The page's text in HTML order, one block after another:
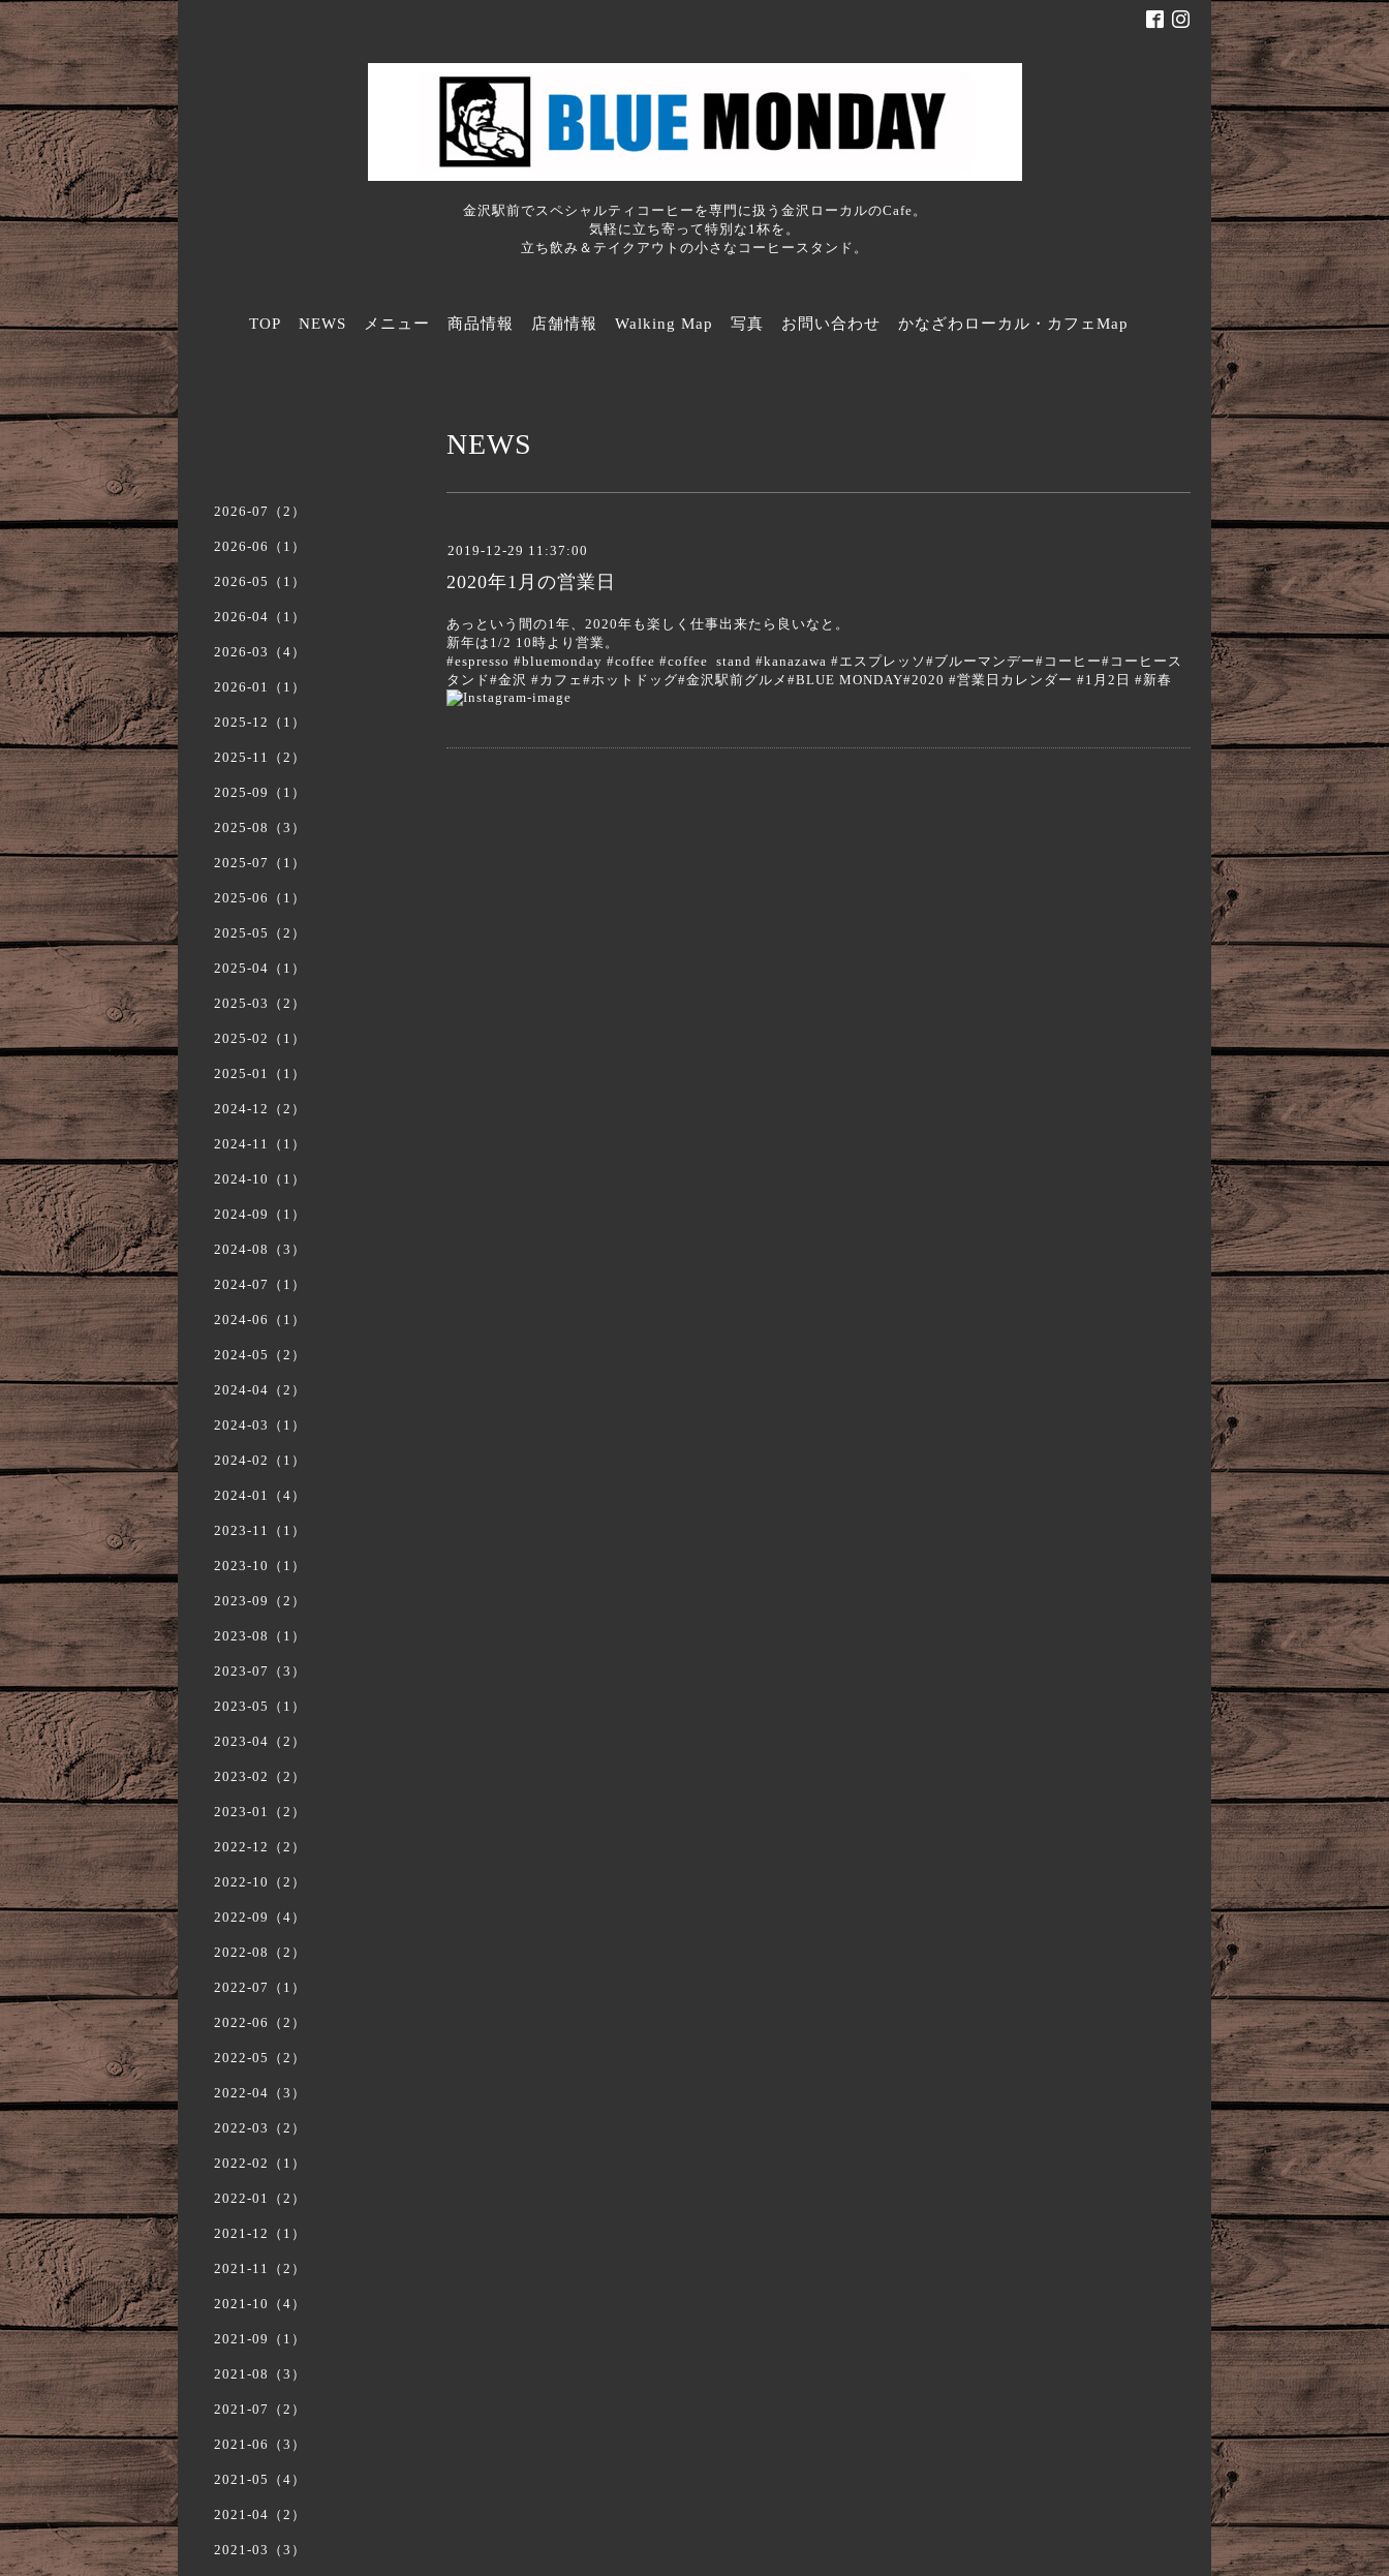
金沢駅前でスペシャルティコーヒーを専門に扱う金沢ローカルのCafe。
気軽に立ち寄って特別な1杯を。
立ち飲み＆テイクアウトの小さなコーヒースタンド。
TOP NEWS メニュー 商品情報 店舗情報 Walking Map 写真 お問い合わせ かなざわローカル・カフェMap
NEWS
2019-12-29 11:37:00
2020年1月の営業日
あっという間の1年、2020年も楽しく仕事出来たら良いなと。
新年は1/2 10時より営業。
#espresso #bluemonday #coffee #coffee stand #kanazawa #エスプレッソ#ブルーマンデー#コーヒー#コーヒース
タンド#金沢 #カフェ#ホットドッグ#金沢駅前グルメ#BLUE MONDAY#2020 #営業日カレンダー #1月2日 #新春
2026-07（2）
2026-06（1）
2026-05（1）
2026-04（1）
2026-03（4）
2026-01（1）
2025-12（1）
2025-11（2）
2025-09（1）
2025-08（3）
2025-07（1）
2025-06（1）
2025-05（2）
2025-04（1）
2025-03（2）
2025-02（1）
2025-01（1）
2024-12（2）
2024-11（1）
2024-10（1）
2024-09（1）
2024-08（3）
2024-07（1）
2024-06（1）
2024-05（2）
2024-04（2）
2024-03（1）
2024-02（1）
2024-01（4）
2023-11（1）
2023-10（1）
2023-09（2）
2023-08（1）
2023-07（3）
2023-05（1）
2023-04（2）
2023-02（2）
2023-01（2）
2022-12（2）
2022-10（2）
2022-09（4）
2022-08（2）
2022-07（1）
2022-06（2）
2022-05（2）
2022-04（3）
2022-03（2）
2022-02（1）
2022-01（2）
2021-12（1）
2021-11（2）
2021-10（4）
2021-09（1）
2021-08（3）
2021-07（2）
2021-06（3）
2021-05（4）
2021-04（2）
2021-03（3）